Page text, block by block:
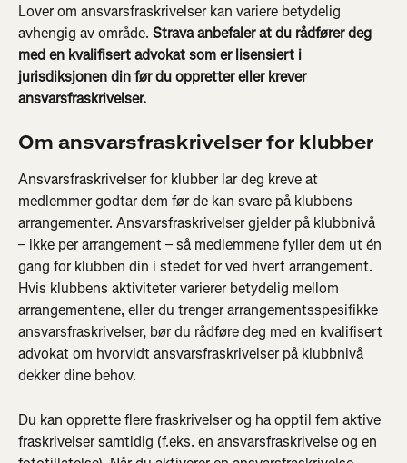
Lover om ansvarsfraskrivelser kan variere betydelig
avhengig av område. Strava anbefaler at du rådfører deg
med en kvalifisert advokat som er lisensiert i
jurisdiksjonen din før du oppretter eller krever
ansvarsfraskrivelser.
Om ansvarsfraskrivelser for klubber
Ansvarsfraskrivelser for klubber lar deg kreve at
medlemmer godtar dem før de kan svare på klubbens
arrangementer. Ansvarsfraskrivelser gjelder på klubbnivå
– ikke per arrangement – så medlemmene fyller dem ut én
gang for klubben din i stedet for ved hvert arrangement.
Hvis klubbens aktiviteter varierer betydelig mellom
arrangementene, eller du trenger arrangementsspesifikke
ansvarsfraskrivelser, bør du rådføre deg med en kvalifisert
advokat om hvorvidt ansvarsfraskrivelser på klubbnivå
dekker dine behov.
Du kan opprette flere fraskrivelser og ha opptil fem aktive
fraskrivelser samtidig (f.eks. en ansvarsfraskrivelse og en